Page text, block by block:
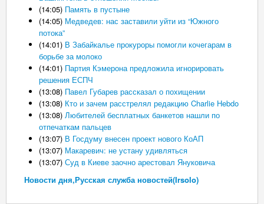
(14:05) Память в пустыне
(14:05) Медведев: нас заставили уйти из “Южного
потока”
(14:01) В Забайкалье прокуроры помогли кочегарам в
борьбе за молоко
(14:01) Партия Кэмерона предложила игнорировать
решения ЕСПЧ
(13:08) Павел Губарев рассказал о похищении
(13:08) Кто и зачем расстрелял редакцию Charlie Hebdo
(13:08) Любителей бесплатных банкетов нашли по
отпечаткам пальцев
(13:07) В Госдуму внесен проект нового КоАП
(13:07) Макаревич: не устану удивляться
(13:07) Суд в Киеве заочно арестовал Януковича
Новости дня,Русская служба новостей(Irsolo)